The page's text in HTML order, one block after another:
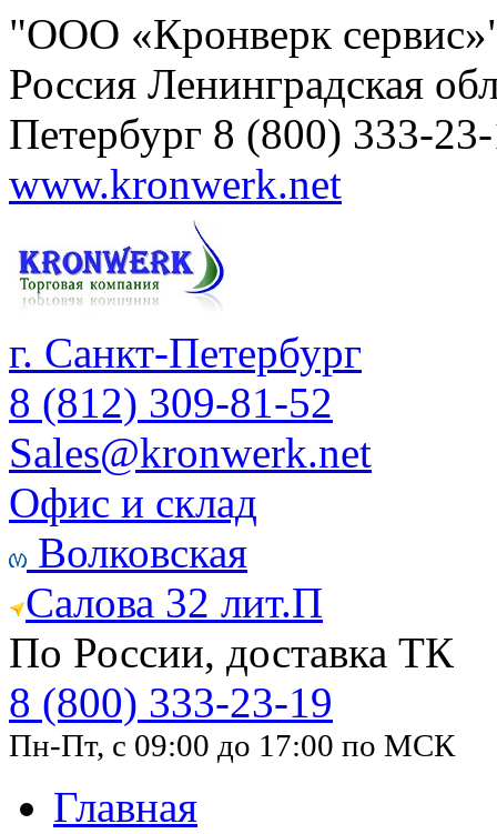
"ООО «Кронверк
Россия Ленинградская
Петербург 8 (800) 333-
www.kronwerk.net
г. Санкт-Петербург
8 (812) 309-81-52
Sales@kronwerk.net
Офис и склад
Волковская
Салова 32 лит.П
По России, доставка ТК
8 (800) 333-23-19
Пн-Пт, с 09:00 до 17:00 по МСК
Главная